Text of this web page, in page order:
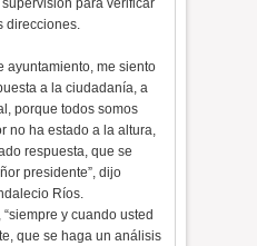
para verificar
direcciones.
ayuntamiento, me siento
a la ciudadanía, a
porque todos somos
no ha estado a la altura,
respuesta, que se
presidente”, dijo
Ríos.
y cuando usted
que se haga un análisis